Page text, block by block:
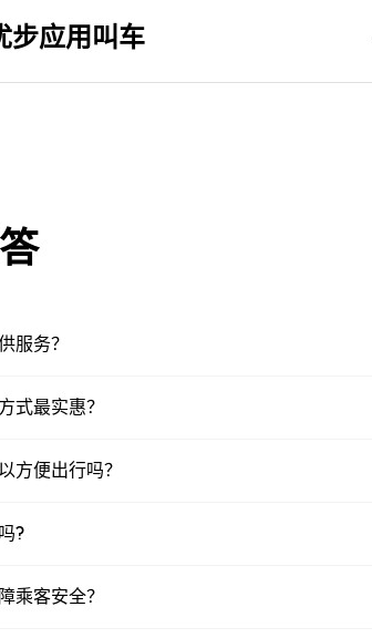
步应用叫车
服务？
式最实惠？
方便出行吗？
?
乘客安全？